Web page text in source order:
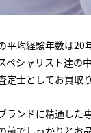
平均経験年数は20
ペシャリスト達の
定士としてお買取
ランドに精通した
前でしっかりとお